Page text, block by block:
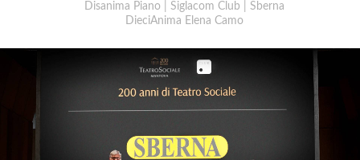
Disanima Piano | Siglacom Club | Sberna
DieciAnima Elena Camo